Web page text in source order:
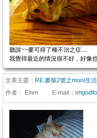
聽說~~麥可得了種不治之症....
我覺得最近的情況很不好，好像
文章主題： RE:麥摳2號之moni生
作者：
Ellen E-mail ：